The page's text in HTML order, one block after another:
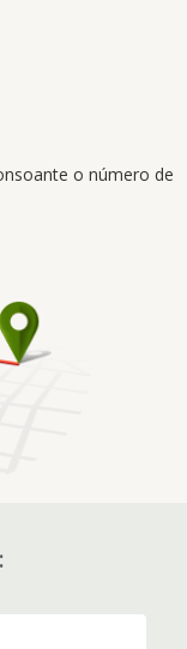
o número de